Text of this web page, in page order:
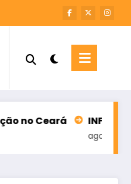
INFORME – M7